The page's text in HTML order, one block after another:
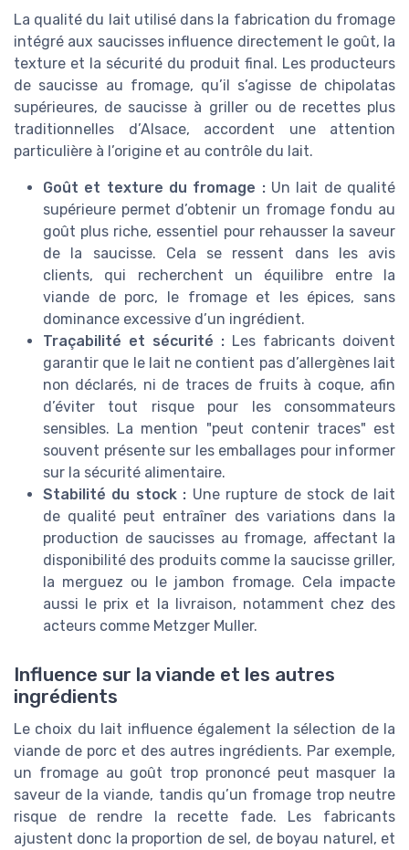
La qualité du lait utilisé dans la fabrication du fromage
intégré aux saucisses influence directement le goût, la
texture et la sécurité du produit final. Les producteurs
de saucisse au fromage, qu’il s’agisse de chipolatas
supérieures, de saucisse à griller ou de recettes plus
traditionnelles d’Alsace, accordent une attention
particulière à l’origine et au contrôle du lait.
Goût et texture du fromage :Un lait de qualité
supérieure permet d’obtenir un fromage fondu au
goût plus riche, essentiel pour rehausser la saveur
de la saucisse. Cela se ressent dans les avis
clients, qui recherchent un équilibre entre la
viande de porc, le fromage et les épices, sans
dominance excessive d’un ingrédient.
Traçabilité et sécurité : Les fabricants doivent
garantir que le lait ne contient pas d’allergènes lait
non déclarés, ni de traces de fruits à coque, afin
d’éviter tout risque pour les consommateurs
sensibles. La mention "peut contenir traces" est
souvent présente sur les emballages pour informer
sur la sécurité alimentaire.
Stabilité du stock : Une rupture de stock de lait
de qualité peut entraîner des variations dans la
production de saucisses au fromage, affectant la
disponibilité des produits comme la saucisse griller,
la merguez ou le jambon fromage. Cela impacte
aussi le prix et la livraison, notamment chez des
acteurs comme Metzger Muller.
Influence sur la viande et les autres
ingrédients
Le choix du lait influence également la sélection de la
viande de porc et des autres ingrédients. Par exemple,
un fromage au goût trop prononcé peut masquer la
saveur de la viande, tandis qu’un fromage trop neutre
risque de rendre la recette fade. Les fabricants
ajustent donc la proportion de sel, de boyau naturel, et